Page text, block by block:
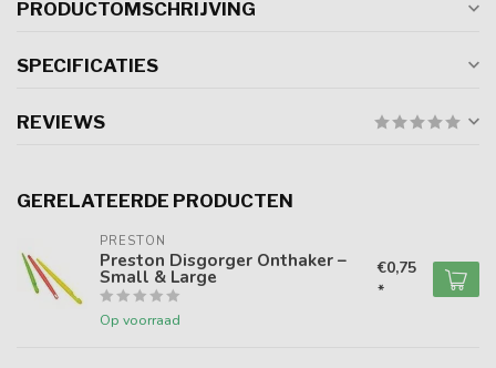
PRODUCTOMSCHRIJVING
SPECIFICATIES
REVIEWS
GERELATEERDE PRODUCTEN
PRESTON
Preston Disgorger Onthaker –
Small & Large
Op voorraad
€0,75
*